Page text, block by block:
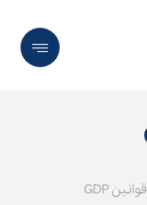
قوانین GDP